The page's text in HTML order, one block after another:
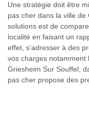
Une stratégie doit être
pas cher dans la ville
solutions est de
localité en faisant un
effet, s’adresser à des
vos charges notamment
Griesheim Sur Souffel,
pas cher propose des